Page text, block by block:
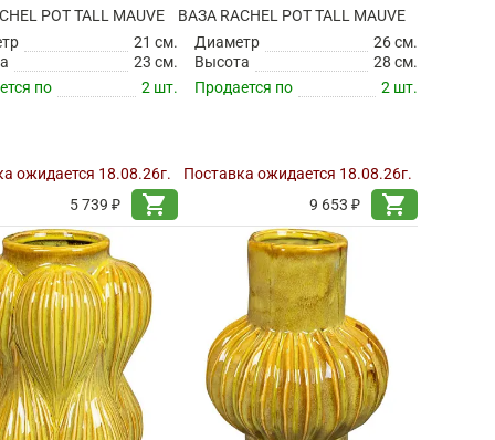
POT TALL MAUVE
21 см.
23 см.
по
2 шт.
ожидается 18.08.26г.
5 739 ₽
shopping_cart
ВАЗА RACHEL POT TALL MAUVE
Диаметр
26 см.
Высота
28 см.
Продается по
2 шт.
Поставка ожидается 18.08.26г.
9 653 ₽
shopping_cart